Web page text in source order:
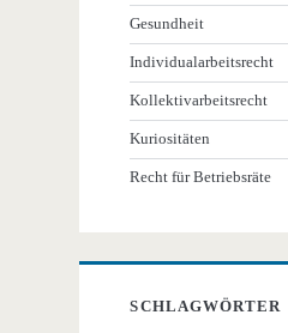
Gesundheit
Individualarbeitsrecht
Kollektivarbeitsrecht
Kuriositäten
Recht für Betriebsräte
SCHLAGWÖRTER